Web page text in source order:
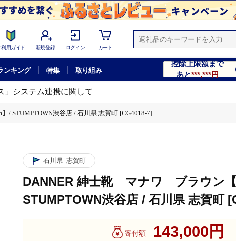
利用ガイド 新規登録 ログイン カート
ンキング 特集 取り組み
控除上限額まで
あと***,***円
」システム連携に関して
STUMPTOWN渋谷店 / 石川県 志賀町 [CG4018-7]
石川県 志賀町
DANNER 紳士靴 マナワ ブラウン
STUMPTOWN渋谷店 / 石川県 志賀町
寄付額 143,000円